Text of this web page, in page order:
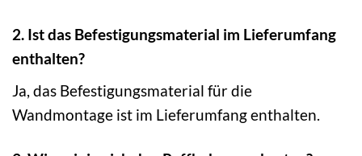
2. Ist das Befestigungsmaterial im Lieferumfang
enthalten?
Ja, das Befestigungsmaterial für die
Wandmontage ist im Lieferumfang enthalten.